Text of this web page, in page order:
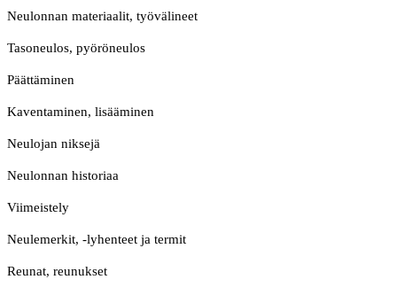
Neulonnan materiaalit, työvälineet
Tasoneulos, pyöröneulos
Päättäminen
Kaventaminen, lisääminen
Neulojan niksejä
Neulonnan historiaa
Viimeistely
Neulemerkit, -lyhenteet ja termit
Reunat, reunukset